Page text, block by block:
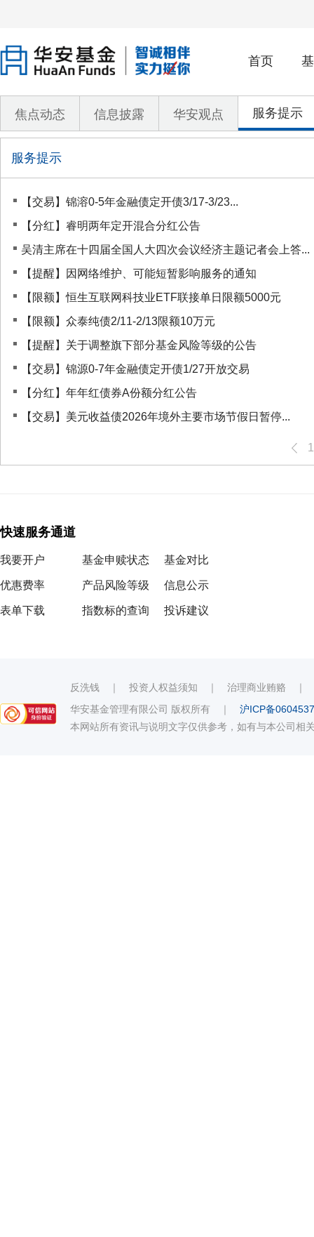
首页
焦点动态 信息披露 华安观点 服务提示
服务提示
【交易】锦溶0-5年金融债定开债3/17-3/23...
【分红】睿明两年定开混合分红公告
吴清主席在十四届全国人大四次会议经济主题记者会上答...
【提醒】因网络维护、可能短暂影响服务的通知
【限额】恒生互联网科技业ETF联接单日限额5000元
【限额】众泰纯债2/11-2/13限额10万元
【提醒】关于调整旗下部分基金风险等级的公告
【交易】锦源0-7年金融债定开债1/27开放交易
【分红】年年红债券A份额分红公告
【交易】美元收益债2026年境外主要市场节假日暂停...
1
快速服务通道
我要开户
优惠费率
表单下载
基金申赎状态
产品风险等级
指数标的查询
基金对比
信息公示
投诉建议
反洗钱 ｜ 投资人权益须知 ｜ 治理商业贿赂
华安基金管理有限公司 版权所有 ｜ 沪ICP备
本网站所有资讯与说明文字仅供参考，如有与本公司相